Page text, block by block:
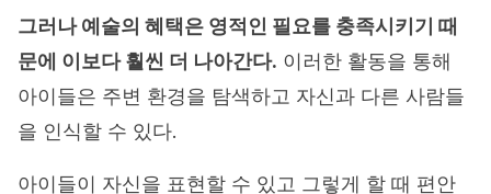
그러나 예술의 혜택은 영적인 필요를 충족시키기 때
문에 이보다 훨씬 더 나아간다. 이러한 활동을 통해
아이들은 주변 환경을 탐색하고 자신과 다른 사람들
을 인식할 수 있다.
아이들이 자신을 표현할 수 있고 그렇게 할 때 편안